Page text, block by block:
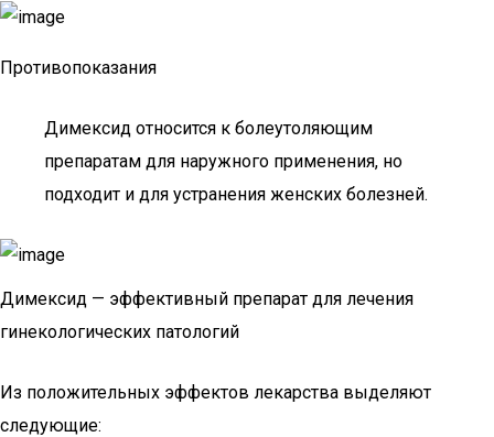
Противопоказания
Димексид относится к болеутоляющим
препаратам для наружного применения, но
подходит и для устранения женских болезней.
Димексид — эффективный препарат для лечения
гинекологических патологий
Из положительных эффектов лекарства выделяют
следующие: